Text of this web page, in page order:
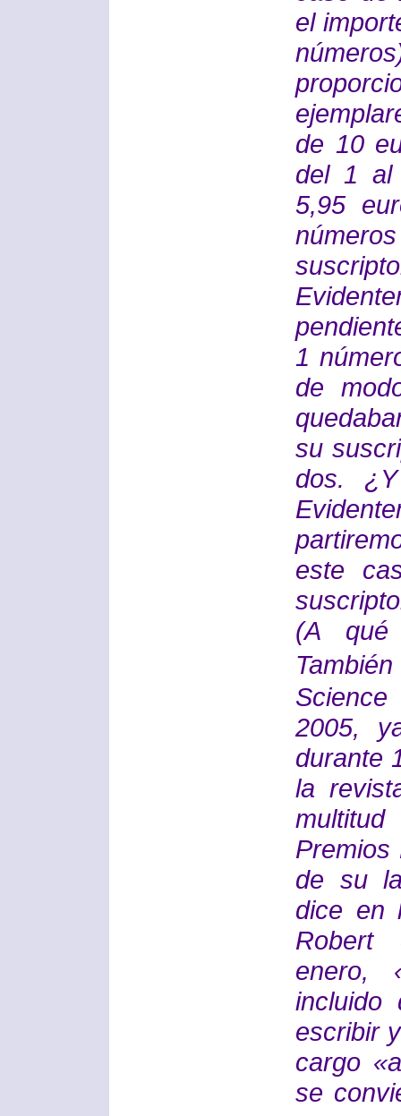
el
de 10
del 1 al
5,95
1
de
su
dos.
este
(A qué
2005,
durante
la
Premios
de su
dice en
Robert
enero,
incluido
escribir
cargo
se